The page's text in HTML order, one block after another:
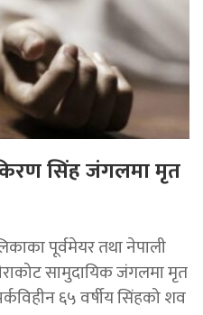
सिंह जंगलमा मृत
पूर्वमेयर तथा नेपाली
सामुदायिक जंगलमा मृत
६५ वर्षीय सिंहको शव